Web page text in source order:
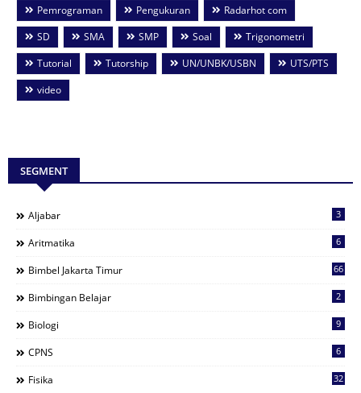
Pemrograman
Pengukuran
Radarhot com
SD
SMA SMP Soal
Trigonometri
Tutorial
Tutorship UN/UNBK/USBN
UTS/PTS
video
SEGMENT
Aljabar 3
Aritmatika 6
Bimbel Jakarta Timur 66
Bimbingan Belajar 2
Biologi 9
CPNS 6
Fisika 32